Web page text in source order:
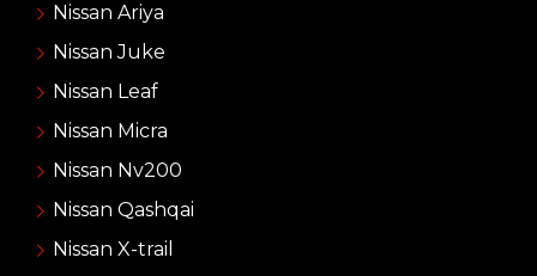
Nissan Ariya
Nissan Juke
Nissan Leaf
Nissan Micra
Nissan Nv200
Nissan Qashqai
Nissan X-trail